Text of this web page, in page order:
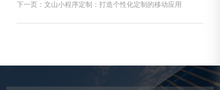
下一页：文山小程序定制：打造个性化定制的移动应用